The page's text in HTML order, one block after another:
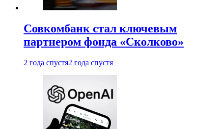
Совкомбанк стал ключевым
партнером фонда «Сколково»
2 года спустя2 года спустя